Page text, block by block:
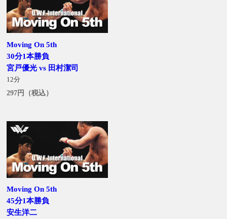
Moving On 5th
30分1本勝負
宮戸優光 vs 田村潔司
12分
297円（税込）
Moving On 5th
45分1本勝負
安生洋二